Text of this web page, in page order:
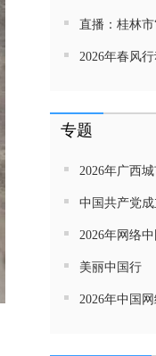
直播：桂林市“3.15”国
2026年春风行动暨
专题
2026年广西
中国共产党
2026年网络
美丽中国行
2026年中国